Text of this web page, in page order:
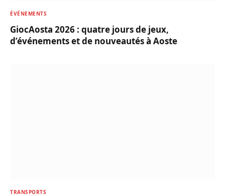
ÉVÉNEMENTS
GiocAosta 2026 : quatre jours de jeux,
d’événements et de nouveautés à Aoste
TRANSPORTS